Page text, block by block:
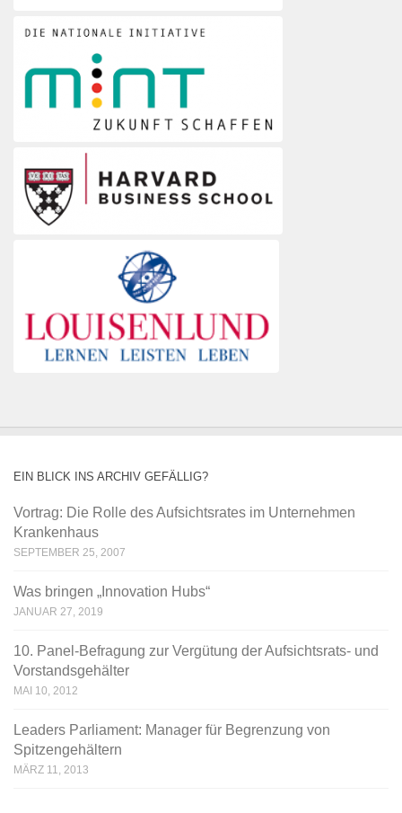
EIN BLICK INS ARCHIV GEFÄLLIG?
Vortrag: Die Rolle des Aufsichtsrates im Unternehmen
Krankenhaus
SEPTEMBER 25, 2007
Was bringen „Innovation Hubs“
JANUAR 27, 2019
10. Panel-Befragung zur Vergütung der Aufsichtsrats- und
Vorstandsgehälter
MAI 10, 2012
Leaders Parliament: Manager für Begrenzung von
Spitzengehältern
MÄRZ 11, 2013